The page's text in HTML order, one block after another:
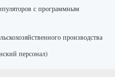
с программным
производства
персонал)